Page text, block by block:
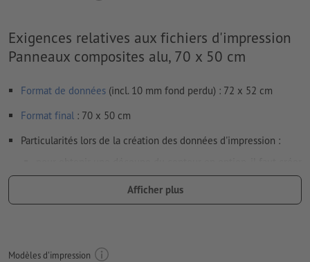
Exigences relatives aux fichiers d'impression
Panneaux composites alu, 70 x 50 cm
Format de données (incl. 10 mm fond perdu) : 72 x 52 cm
Format final : 70 x 50 cm
Particularités lors de la création des données d'impression :
unedécoupe du contourdans les données d'impression
Résolution:150 dpi
importantes à une distance de min. 4 mm du format final
Afficher plus
Modèles d'impression